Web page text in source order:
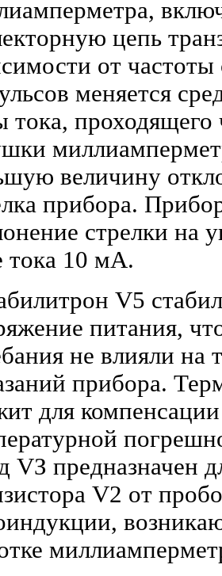
цепь
от частоты
меняется
тока, проходящего
величину
прибора.
стрелки на
тока 10 мА.
V5
питания,
не влияли на
прибора.
для компенсации
VЗ предназначен
V2 от